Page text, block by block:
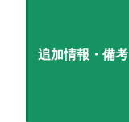
追加情報・備考